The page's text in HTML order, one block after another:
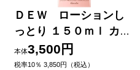
ＤＥＷ ローションし
っとり １５０ｍｌ カネ
ボウ化粧品
本体3,500円
税率10％ 3,850円（税込）